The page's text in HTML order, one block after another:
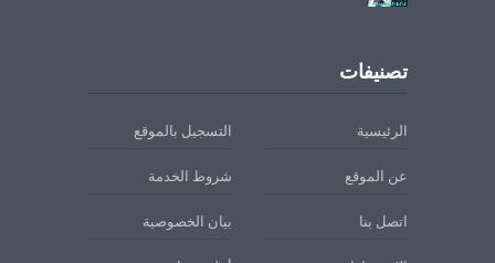
تصنيفات
الرئيسية التسجيل بالموقع
عن الموقع شروط الخدمة
اتصل بنا بيان الخصوصية